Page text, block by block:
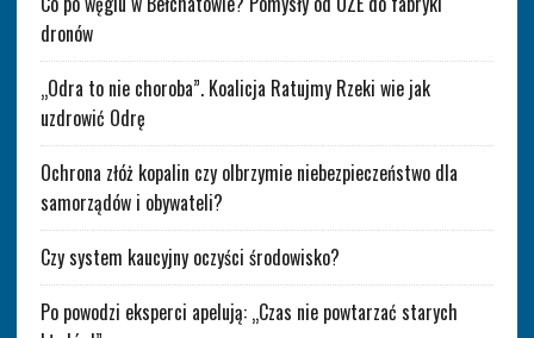
dronów
„Odra to nie choroba”. Koalicja Ratujmy Rzeki wie jak
uzdrowić Odrę
Ochrona złóż kopalin czy olbrzymie niebezpieczeństwo dla
samorządów i obywateli?
Czy system kaucyjny oczyści środowisko?
Po powodzi eksperci apelują: „Czas nie powtarzać starych